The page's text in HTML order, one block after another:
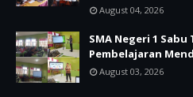
August 04, 2026
SMA Negeri 1
Pembelajaran
August 03, 2026